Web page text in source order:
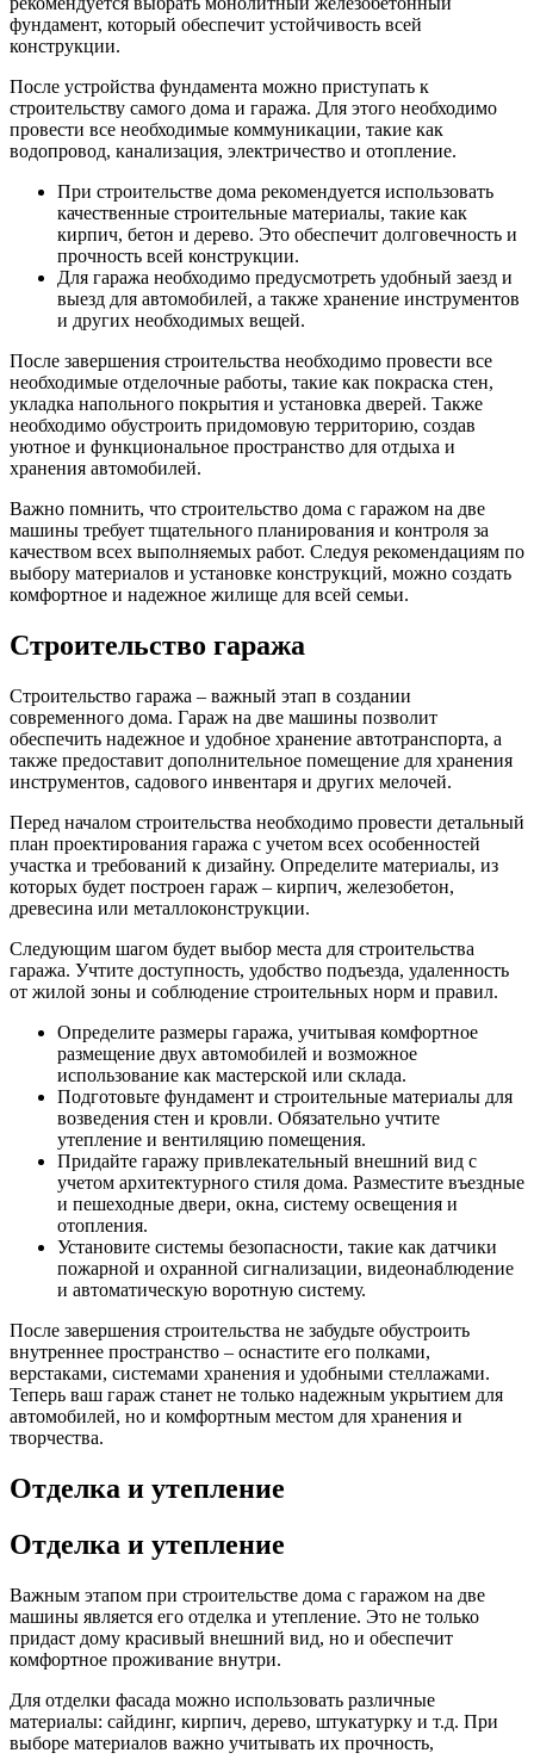
фундамент, который обеспечит устойчивость всей
конструкции.
После устройства фундамента можно приступать к
строительству самого дома и гаража. Для этого необходимо
провести все необходимые коммуникации, такие как
водопровод, канализация, электричество и отопление.
При строительстве дома рекомендуется использовать
качественные строительные материалы, такие как
кирпич, бетон и дерево. Это обеспечит долговечность и
прочность всей конструкции.
Для гаража необходимо предусмотреть удобный заезд и
выезд для автомобилей, а также хранение инструментов
и других необходимых вещей.
После завершения строительства необходимо провести все
необходимые отделочные работы, такие как покраска стен,
укладка напольного покрытия и установка дверей. Также
необходимо обустроить придомовую территорию, создав
уютное и функциональное пространство для отдыха и
хранения автомобилей.
Важно помнить, что строительство дома с гаражом на две
машины требует тщательного планирования и контроля за
качеством всех выполняемых работ. Следуя рекомендациям по
выбору материалов и установке конструкций, можно создать
комфортное и надежное жилище для всей семьи.
Строительство гаража
Строительство гаража – важный этап в создании
современного дома. Гараж на две машины позволит
обеспечить надежное и удобное хранение автотранспорта, а
также предоставит дополнительное помещение для хранения
инструментов, садового инвентаря и других мелочей.
Перед началом строительства необходимо провести детальный
план проектирования гаража с учетом всех особенностей
участка и требований к дизайну. Определите материалы, из
которых будет построен гараж – кирпич, железобетон,
древесина или металлоконструкции.
Следующим шагом будет выбор места для строительства
гаража. Учтите доступность, удобство подъезда, удаленность
от жилой зоны и соблюдение строительных норм и правил.
Определите размеры гаража, учитывая комфортное
размещение двух автомобилей и возможное
использование как мастерской или склада.
Подготовьте фундамент и строительные материалы для
возведения стен и кровли. Обязательно учтите
утепление и вентиляцию помещения.
Придайте гаражу привлекательный внешний вид с
учетом архитектурного стиля дома. Разместите въездные
и пешеходные двери, окна, систему освещения и
отопления.
Установите системы безопасности, такие как датчики
пожарной и охранной сигнализации, видеонаблюдение
и автоматическую воротную систему.
После завершения строительства не забудьте обустроить
внутреннее пространство – оснастите его полками,
верстаками, системами хранения и удобными стеллажами.
Теперь ваш гараж станет не только надежным укрытием для
автомобилей, но и комфортным местом для хранения и
творчества.
Отделка и утепление
Отделка и утепление
Важным этапом при строительстве дома с гаражом на две
машины является его отделка и утепление. Это не только
придаст дому красивый внешний вид, но и обеспечит
комфортное проживание внутри.
Для отделки фасада можно использовать различные
материалы: сайдинг, кирпич, дерево, штукатурку и т.д. При
выборе материалов важно учитывать их прочность,